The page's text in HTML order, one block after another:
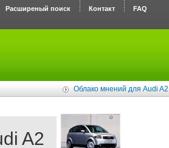
Расширеный поиск Контакт FAQ
Облако мнений для Audi A2
A2